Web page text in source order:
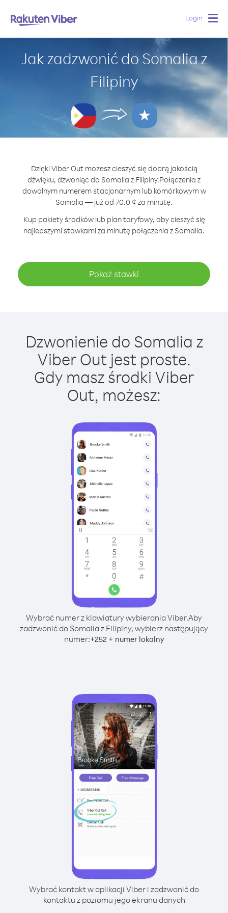
Login
Jak zadzwonić do Somalia z
Filipiny
Dzięki Viber Out możesz cieszyć się dobrą jakością
dźwięku, dzwoniąc do Somalia z Filipiny.Połączenia z
dowolnym numerem stacjonarnym lub komórkowym w
Somalia — już od 70.0 ¢ za minutę.
Kup pakiety środków lub plan taryfowy, aby cieszyć się
najlepszymi stawkami za minutę połączenia z Somalia.
Pokaż stawki
Dzwonienie do Somalia z
Viber Out jest proste.
Gdy masz środki Viber
Out, możesz:
Wybrać numer z klawiatury wybierania Viber.Aby
zadzwonić do Somalia z Filipiny, wybierz następujący
numer:+252+ numer lokalny
Wybrać kontakt w aplikacji Viber i zadzwonić do
kontaktu z poziomu jego ekranu danych